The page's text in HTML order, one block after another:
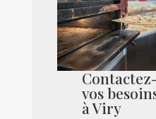
vos
à Viry